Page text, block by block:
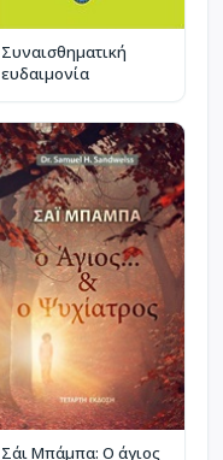
Συναισθηματική
ευδαιμονία
Σάι Μπάμπα: Ο άγιος